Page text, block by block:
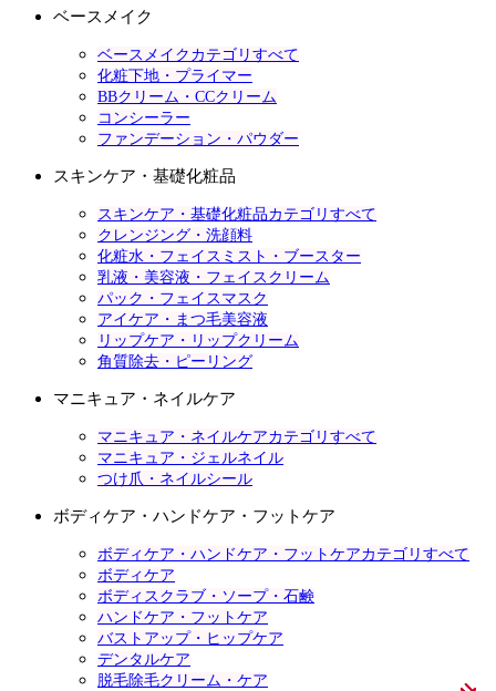
ベースメイク
ベースメイクカテゴリすべて
化粧下地・プライマー
BBクリーム・CCクリーム
コンシーラー
ファンデーション・パウダー
スキンケア・基礎化粧品
スキンケア・基礎化粧品カテゴリすべて
クレンジング・洗顔料
化粧水・フェイスミスト・ブースター
乳液・美容液・フェイスクリーム
パック・フェイスマスク
アイケア・まつ毛美容液
リップケア・リップクリーム
角質除去・ピーリング
マニキュア・ネイルケア
マニキュア・ネイルケアカテゴリすべて
マニキュア・ジェルネイル
つけ爪・ネイルシール
ボディケア・ハンドケア・フットケア
ボディケア・ハンドケア・フットケアカテゴリすべて
ボディケア
ボディスクラブ・ソープ・石鹸
ハンドケア・フットケア
バストアップ・ヒップケア
デンタルケア
脱毛除毛クリーム・ケア